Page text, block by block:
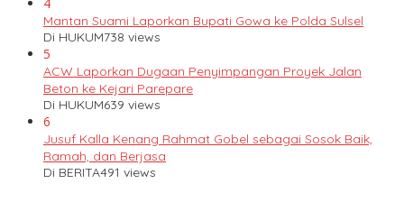
Mantan Suami Laporkan Bupati Gowa ke Polda Sulsel
Di HUKUM738 views
5
ACW Laporkan Dugaan Penyimpangan Proyek Jalan
Beton ke Kejari Parepare
Di HUKUM639 views
6
Jusuf Kalla Kenang Rahmat Gobel sebagai Sosok Baik,
Ramah, dan Berjasa
Di BERITA491 views